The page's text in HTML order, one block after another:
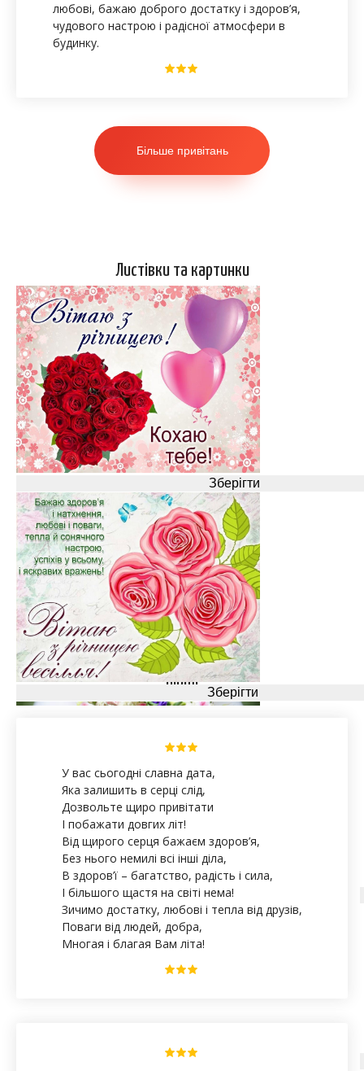
любові, бажаю доброго достатку і здоров’я,
чудового настрою і радісної атмосфери в
будинку.
Більше привітань
Листівки та картинки
Вірші
У вас сьогодні славна дата,
Яка залишить в серці слід,
Дозвольте щиро привітати
І побажати довгих літ!
Від щирого серця бажаєм здоров’я,
Без нього немилі всі інші діла,
В здоров’ї – багатство, радість і сила,
І більшого щастя на світі нема!
Зичимо достатку, любові і тепла від друзів,
Поваги від людей, добра,
Многая і благая Вам літа!